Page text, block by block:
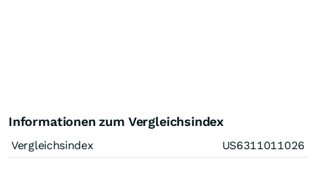
Informationen zum Vergleichsindex
Vergleichsindex US6311011026